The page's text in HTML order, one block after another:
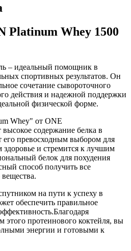
Platinum Whey 1500
– идеальный помощник в
спортивных результатов. Он
сочетание сывороточного
действия и надежной поддержки
физической форме.
Whey" от ONE
содержание белка в
его превосходным выбором для
здоровье и стремится к лучшим
белок для похудения
способ получить все
на пути к успеху в
обеспечить правильное
этого протеинового коктейля, вы
энергии и готовыми к